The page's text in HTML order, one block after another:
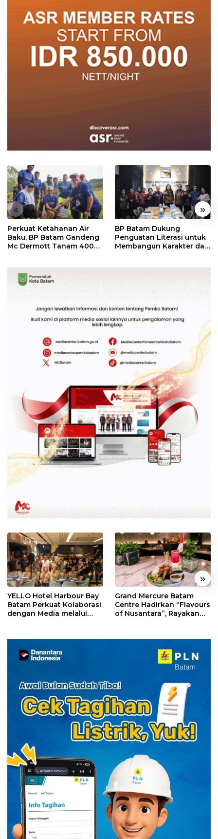
« »
Perkuat Ketahanan Air
Baku, BP Batam Gandeng
Mc Dermott Tanam 400
BP Batam Dukung
Penguatan Literasi untuk
Membangun Karakter dan
« »
YELLO Hotel Harbour Bay
Batam Perkuat Kolaborasi
dengan Media melalui
Grand Mercure Batam
Centre Hadirkan “Flavours
of Nusantara”, Rayakan